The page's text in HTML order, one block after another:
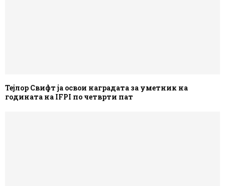
Тејлор Свифт ја освои наградата за уметник на
годината на IFPI по четврти пат